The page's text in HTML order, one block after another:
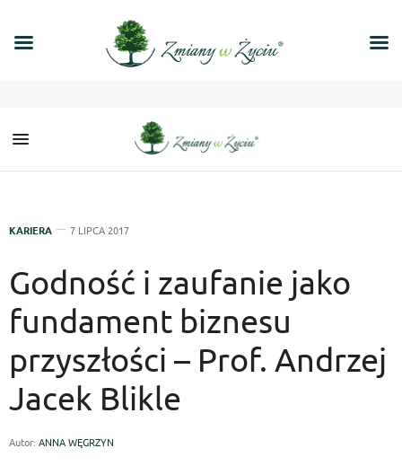
KARIERA 7 LIPCA 2017
Godność i zaufanie jako
fundament biznesu
przyszłości – Prof. Andrzej
Jacek Blikle
Autor: ANNA WĘGRZYN